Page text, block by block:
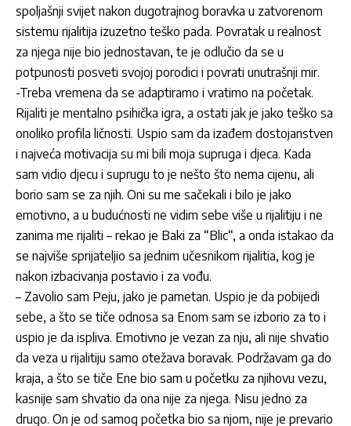
spoljašnji svijet nakon dugotrajnog boravka u zatvorenom
sistemu rijalitija izuzetno teško pada. Povratak u realnost
za njega nije bio jednostavan, te je odlučio da se u
potpunosti posveti svojoj porodici i povrati unutrašnji mir.
-Treba vremena da se adaptiramo i vratimo na početak.
Rijaliti je mentalno psihička igra, a ostati jak je jako teško sa
onoliko profila ličnosti. Uspio sam da izađem dostojanstven
i najveća motivacija su mi bili moja supruga i djeca. Kada
sam vidio djecu i suprugu to je nešto što nema cijenu, ali
borio sam se za njih. Oni su me sačekali i bilo je jako
emotivno, a u budućnosti ne vidim sebe više u rijalitiju i ne
zanima me rijaliti – rekao je Baki za “Blic“, a onda istakao da
se najviše sprijateljio sa jednim učesnikom rijalitia, kog je
nakon izbacivanja postavio i za vođu.
– Zavolio sam Peju, jako je pametan. Uspio je da pobijedi
sebe, a što se tiče odnosa sa Enom sam se izborio za to i
uspio je da ispliva. Emotivno je vezan za nju, ali nije shvatio
da veza u rijalitiju samo otežava boravak. Podržavam ga do
kraja, a što se tiče Ene bio sam u početku za njihovu vezu,
kasnije sam shvatio da ona nije za njega. Nisu jedno za
drugo. On je od samog početka bio sa njom, nije je prevario